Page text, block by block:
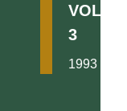
VOL.
3
1993